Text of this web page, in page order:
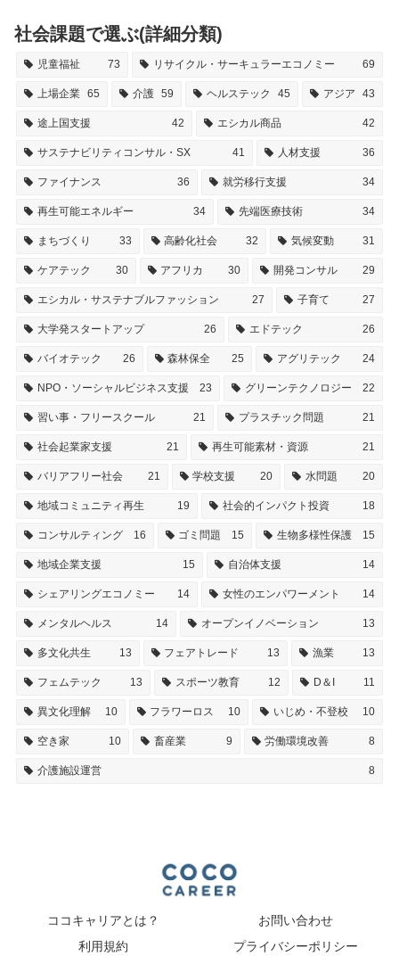
社会課題で選ぶ(詳細分類)
児童福祉 73 リサイクル・サーキュラーエコノミー 69
上場企業 65 介護 59 ヘルステック 45 アジア 43
途上国支援 42 エシカル商品 42
サステナビリティコンサル・SX 41 人材支援 36
ファイナンス 36 就労移行支援 34
再生可能エネルギー 34 先端医療技術 34
まちづくり 33 高齢化社会 32 気候変動 31
ケアテック 30 アフリカ 30 開発コンサル 29
エシカル・サステナブルファッション 27 子育て 27
大学発スタートアップ 26 エドテック 26
バイオテック 26 森林保全 25 アグリテック 24
NPO・ソーシャルビジネス支援 23 グリーンテクノロジー 22
習い事・フリースクール 21 プラスチック問題 21
社会起業家支援 21 再生可能素材・資源 21
バリアフリー社会 21 学校支援 20 水問題 20
地域コミュニティ再生 19 社会的インパクト投資 18
コンサルティング 16 ゴミ問題 15 生物多様性保護 15
地域企業支援 15 自治体支援 14
シェアリングエコノミー 14 女性のエンパワーメント 14
メンタルヘルス 14 オープンイノベーション 13
多文化共生 13 フェアトレード 13 漁業 13
フェムテック 13 スポーツ教育 12 D＆I 11
異文化理解 10 フラワーロス 10 いじめ・不登校 10
空き家 10 畜産業 9 労働環境改善 8
介護施設運営 8
ココキャリアとは？
お問い合わせ
利用規約
プライバシーポリシー